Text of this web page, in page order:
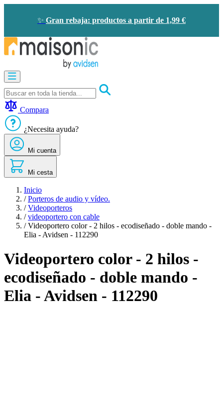
✨ Gran rebaja: productos a partir de 1,99 €
Audioporteros
y
videoporteros
-
ahorro
de
energía
Seguridad
Confort
Oportunidades
Compara
¿Necesita ayuda?
Mi cuenta
Mi cesta
Inicio
/ Porteros de audio y vídeo.
/ Videoporteros
/ videoportero con cable
/ Videoportero color - 2 hilos - ecodiseñado - doble mando -
Elia - Avidsen - 112290
Videoportero color - 2 hilos -
ecodiseñado - doble mando -
Elia - Avidsen - 112290